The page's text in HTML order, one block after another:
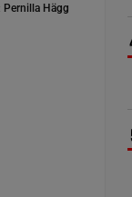
Pernilla Hägg